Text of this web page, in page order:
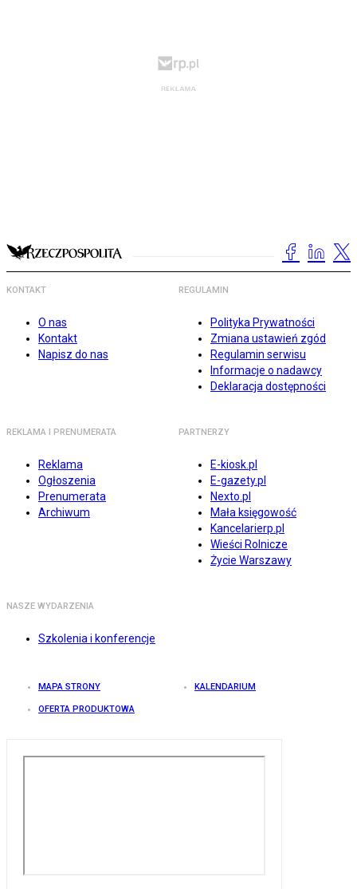
KONTAKT
O nas
Kontakt
Napisz do nas
REGULAMIN
Polityka Prywatności
Zmiana ustawień zgód
Regulamin serwisu
Informacje o nadawcy
Deklaracja dostępności
REKLAMA I PRENUMERATA
Reklama
Ogłoszenia
Prenumerata
Archiwum
PARTNERZY
E-kiosk.pl
E-gazety.pl
Nexto.pl
Mała księgowość
Kancelarierp.pl
Wieści Rolnicze
Życie Warszawy
NASZE WYDARZENIA
Szkolenia i konferencje
MAPA STRONY KALENDARIUM
OFERTA PRODUKTOWA